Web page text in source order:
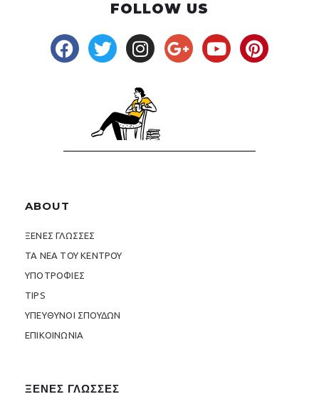
FOLLOW US
ABOUT
ΞΕΝΕΣ ΓΛΩΣΣΕΣ
ΤΑ ΝΕΑ ΤΟΥ ΚΕΝΤΡΟΥ
ΥΠΟΤΡΟΦΙΕΣ
TIPS
ΥΠΕΥΘΥΝΟΙ ΣΠΟΥΔΩΝ
ΕΠΙΚΟΙΝΩΝΙΑ
ΞΕΝΕΣ ΓΛΩΣΣΕΣ